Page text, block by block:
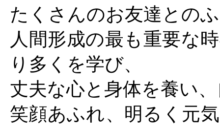
たくさんのお友達との
人間形成の最も重要な
り多くを学び、
丈夫な心と身体を養い
笑顔あふれ、明るく元